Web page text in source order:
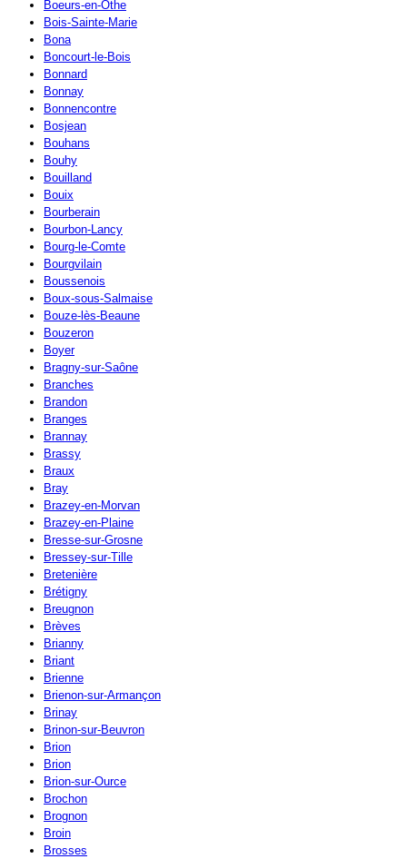
Boeurs-en-Othe
Bois-Sainte-Marie
Bona
Boncourt-le-Bois
Bonnard
Bonnay
Bonnencontre
Bosjean
Bouhans
Bouhy
Bouilland
Bouix
Bourberain
Bourbon-Lancy
Bourg-le-Comte
Bourgvilain
Boussenois
Boux-sous-Salmaise
Bouze-lès-Beaune
Bouzeron
Boyer
Bragny-sur-Saône
Branches
Brandon
Branges
Brannay
Brassy
Braux
Bray
Brazey-en-Morvan
Brazey-en-Plaine
Bresse-sur-Grosne
Bressey-sur-Tille
Bretenière
Brétigny
Breugnon
Brèves
Brianny
Briant
Brienne
Brienon-sur-Armançon
Brinay
Brinon-sur-Beuvron
Brion
Brion
Brion-sur-Ource
Brochon
Brognon
Broin
Brosses